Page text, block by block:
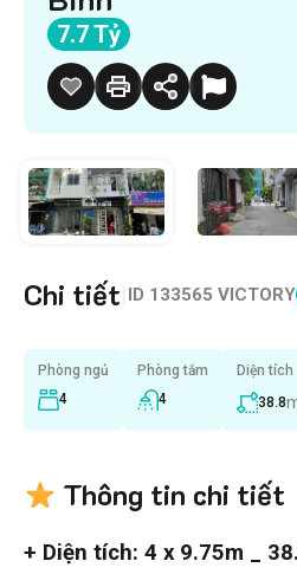
7.7 Tỷ
Chi tiết ID 133565 VICTORY
Phòng ngủ
4
Phòng tắm
4
Diện tích
38.8
Thông tin chi tiết
+ Diện tích: 4 x 9.75m _